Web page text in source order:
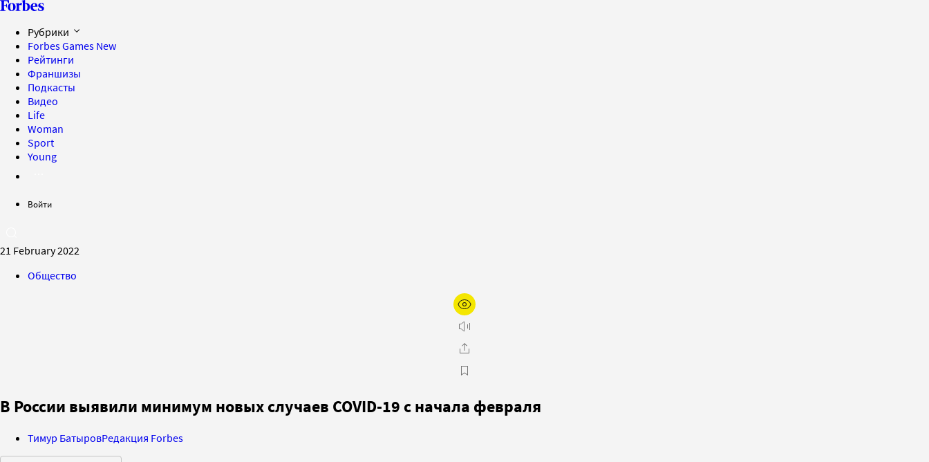
Рубрики
Forbes Games New
Рейтинги
Франшизы
Подкасты
Видео
Life
Woman
Sport
Young
Войти
21 February 2022
Общество
В России выявили минимум новых случаев COVID-19 с начала февраля
Тимур БатыровРедакция Forbes